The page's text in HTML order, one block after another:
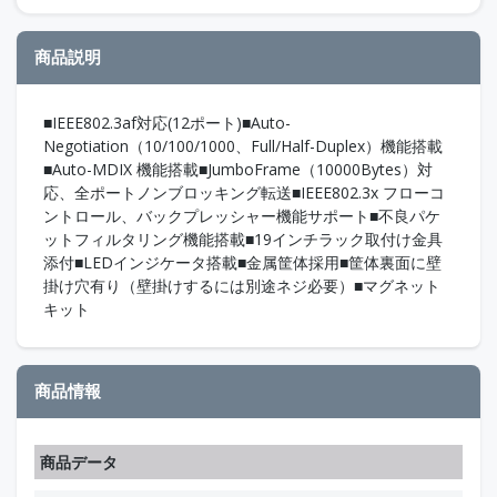
商品説明
■IEEE802.3af対応(12ポート)■Auto-
Negotiation（10/100/1000、Full/Half-Duplex）機能搭載
■Auto-MDIX 機能搭載■JumboFrame（10000Bytes）対
応、全ポートノンブロッキング転送■IEEE802.3x フローコ
ントロール、バックプレッシャー機能サポート■不良パケ
ットフィルタリング機能搭載■19インチラック取付け金具
添付■LEDインジケータ搭載■金属筐体採用■筐体裏面に壁
掛け穴有り（壁掛けするには別途ネジ必要）■マグネット
キット
商品情報
商品データ